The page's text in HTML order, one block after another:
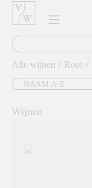
Alle wijnen / Rose /
Wijnen